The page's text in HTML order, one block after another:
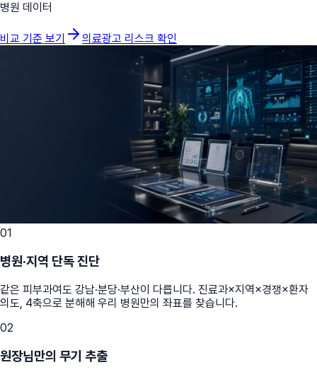
병원 데이터
비교 기준 보기 의료광고 리스크 확인
01
병원·지역 단독 진단
같은 피부과여도 강남·분당·부산이 다릅니다. 진료과×지역×경쟁×환자
의도, 4축으로 분해해 우리 병원만의 좌표를 찾습니다.
02
원장님만의 무기 추출